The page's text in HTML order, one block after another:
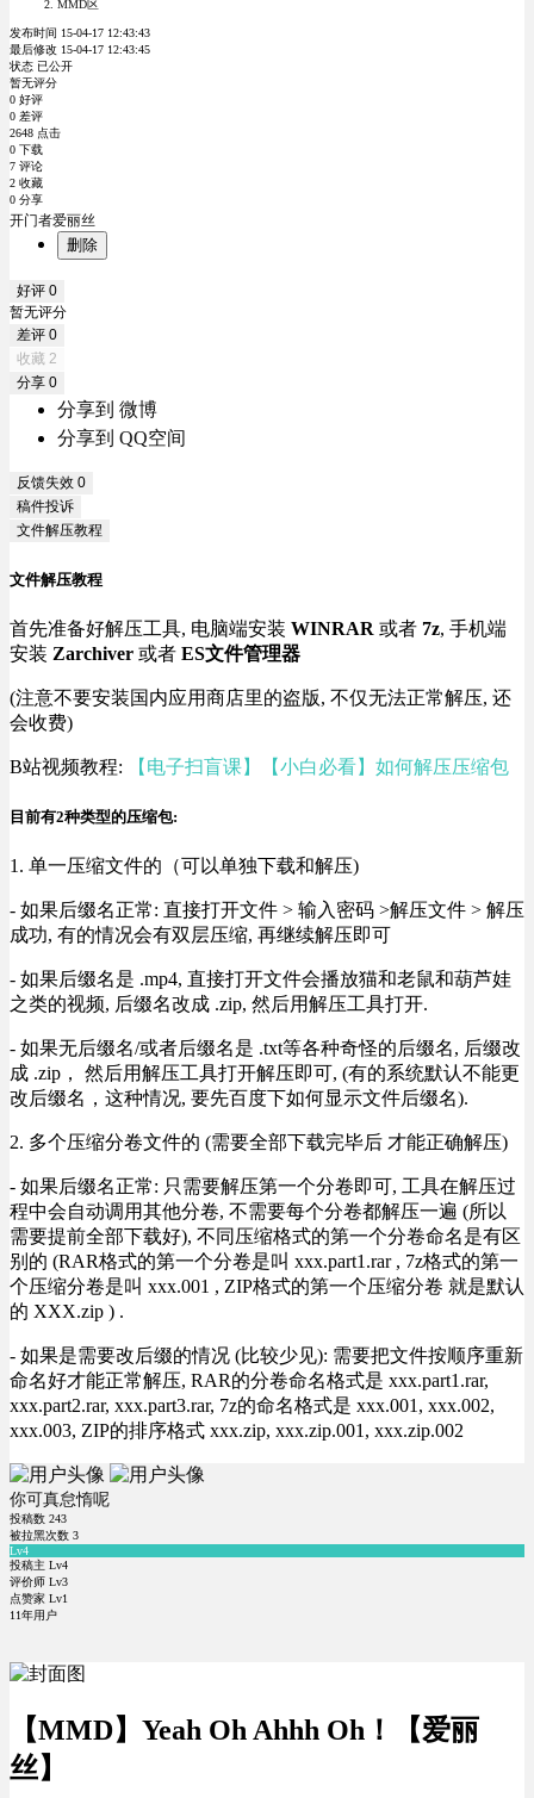
MMD区
发布时间 15-04-17 12:43:43
最后修改 15-04-17 12:43:45
状态 已公开
暂无评分
0 好评
0 差评
2648 点击
0 下载
7 评论
2 收藏
0 分享
开门者爱丽丝
删除
好评 0
暂无评分
差评 0
收藏 2
分享 0
分享到 微博
分享到 QQ空间
反馈失效 0
稿件投诉
文件解压教程
文件解压教程
首先准备好解压工具, 电脑端安装 WINRAR 或者 7z, 手机端
安装 Zarchiver 或者 ES文件管理器
(注意不要安装国内应用商店里的盗版, 不仅无法正常解压, 还
会收费)
B站视频教程: 【电子扫盲课】【小白必看】如何解压压缩包
目前有2种类型的压缩包:
1. 单一压缩文件的（可以单独下载和解压)
- 如果后缀名正常: 直接打开文件 > 输入密码 >解压文件 > 解压
成功, 有的情况会有双层压缩, 再继续解压即可
- 如果后缀名是 .mp4, 直接打开文件会播放猫和老鼠和葫芦娃
之类的视频, 后缀名改成 .zip, 然后用解压工具打开.
- 如果无后缀名/或者后缀名是 .txt等各种奇怪的后缀名, 后缀改
成 .zip， 然后用解压工具打开解压即可, (有的系统默认不能更
改后缀名，这种情况, 要先百度下如何显示文件后缀名).
2. 多个压缩分卷文件的 (需要全部下载完毕后 才能正确解压)
- 如果后缀名正常: 只需要解压第一个分卷即可, 工具在解压过
程中会自动调用其他分卷, 不需要每个分卷都解压一遍 (所以
需要提前全部下载好), 不同压缩格式的第一个分卷命名是有区
别的 (RAR格式的第一个分卷是叫 xxx.part1.rar , 7z格式的第一
个压缩分卷是叫 xxx.001 , ZIP格式的第一个压缩分卷 就是默认
的 XXX.zip ) .
- 如果是需要改后缀的情况 (比较少见): 需要把文件按顺序重新
命名好才能正常解压, RAR的分卷命名格式是 xxx.part1.rar,
xxx.part2.rar, xxx.part3.rar, 7z的命名格式是 xxx.001, xxx.002,
xxx.003, ZIP的排序格式 xxx.zip, xxx.zip.001, xxx.zip.002
你可真怠惰呢
投稿数 243
被拉黑次数 3
Lv4
投稿主 Lv4
评价师 Lv3
点赞家 Lv1
11年用户
【MMD】Yeah Oh Ahhh Oh！【爱丽
丝】